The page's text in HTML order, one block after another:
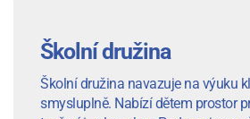
Školní družina
Školní družina navazuje na výuku
smysluplně. Nabízí dětem prostor